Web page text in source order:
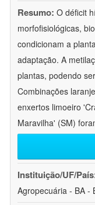
Resumo: O déficit
morfofisiológicas,
condicionam a
adaptação. A
plantas, podendo
Combinações
enxertos limoeiro
Maravilha' (SM)
Instituição/UF/
Agropecuária - BA -